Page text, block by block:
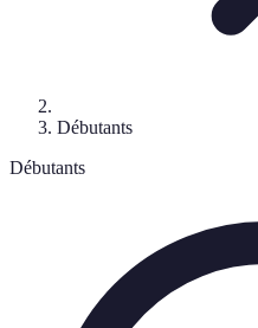
Débutants
Débutants